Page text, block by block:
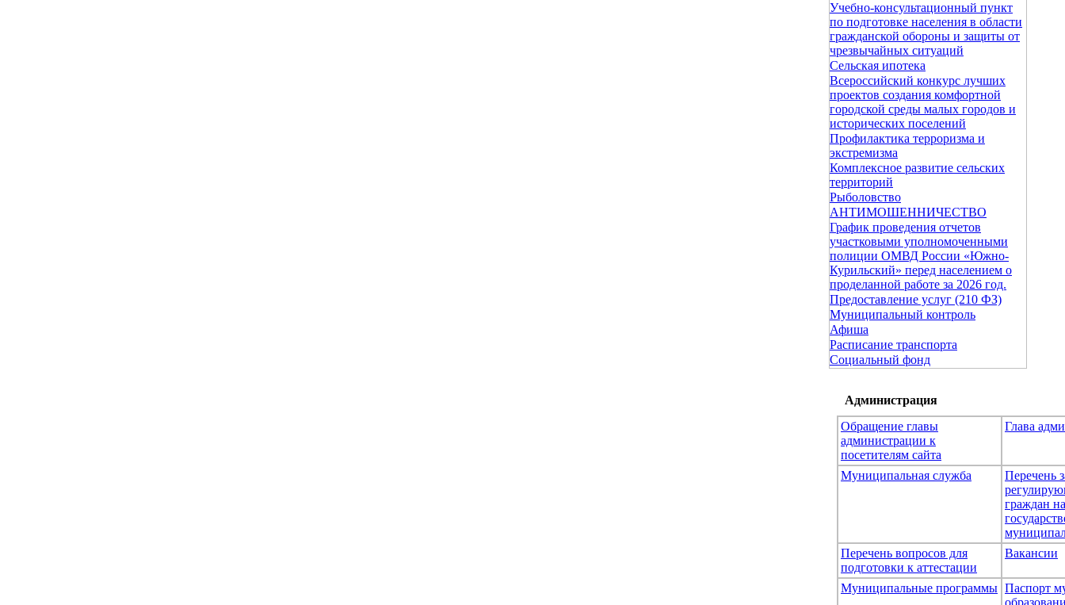
Учебно-консультационный пункт
по подготовке населения в области
гражданской обороны и защиты от
чрезвычайных ситуаций
Сельская ипотека
Всероссийский конкурс лучших
проектов создания комфортной
городской среды малых городов и
исторических поселений
Профилактика терроризма и
экстремизма
Комплексное развитие сельских
территорий
Рыболовство
АНТИМОШЕННИЧЕСТВО
График проведения отчетов
участковыми уполномоченными
полиции ОМВД России «Южно-
Курильский» перед населением о
проделанной работе за 2026 год.
Предоставление услуг (210 ФЗ)
Муниципальный контроль
Афиша
Расписание транспорта
Социальный фонд
Администрация
Обращение главы
администрации к
посетителям сайта
Глава
Муниципальная служба
Перечень
граждан на
Перечень вопросов для
подготовки к аттестации
Вакансии
Муниципальные программы Паспорт